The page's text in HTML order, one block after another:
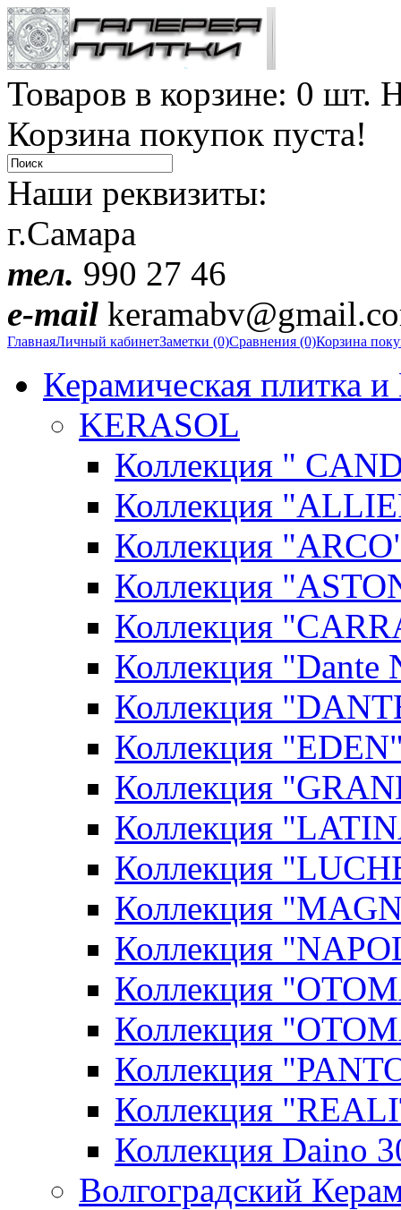
Товаров в корзине: 0 шт.
Корзина покупок пуста!
Наши реквизиты:
г.Самара
тел. 990 27 46
e-mail
ГлавнаяЛичный кабинетЗаметки (0)Сравнения (0)Корзина
Керамическая плитка
KERASOL
Коллекция "
Коллекция
Коллекция
Коллекция
Коллекция
Коллекция "Dante
Коллекция
Коллекция
Коллекция
Коллекция
Коллекция
Коллекция
Коллекция
Коллекция
Коллекция
Коллекция
Коллекция
Коллекция Daino
Волгоградский